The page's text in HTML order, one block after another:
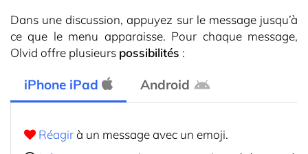
Dans une discussion, appuyez sur le message jusqu’à
ce que le menu apparaisse. Pour chaque message,
Olvid offre plusieurs possibilités :
iPhone iPad Android
Réagirà un message avec un emoji.